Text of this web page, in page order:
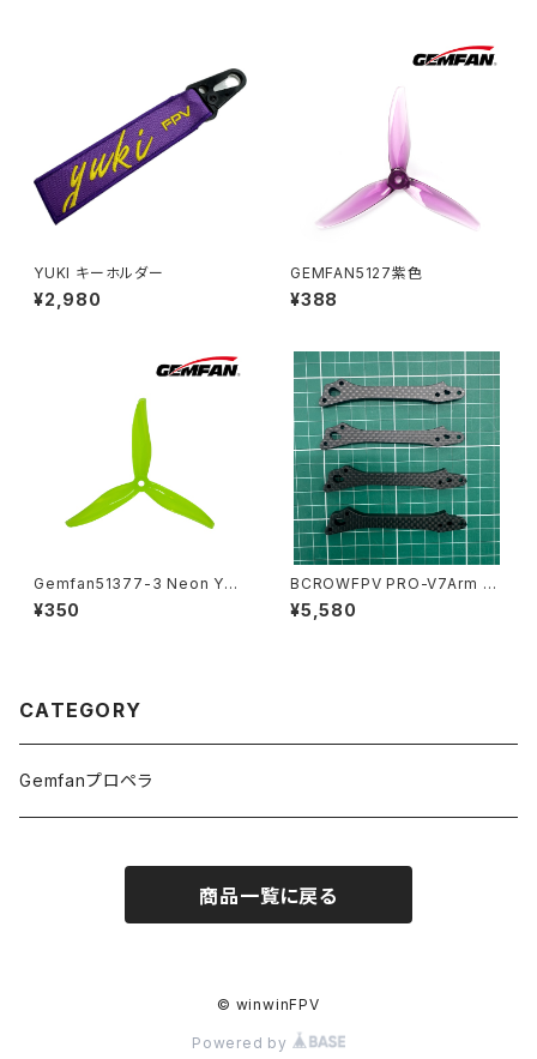
YUKI キーホルダー
¥2,980
GEMFAN5127紫色
¥388
Gemfan51377-3 Neon Yell
ow
¥350
BCROWFPV PRO-V7Arm 4
pces
¥5,580
CATEGORY
Gemfanプロペラ
商品一覧に戻る
© winwinFPV
Powered by